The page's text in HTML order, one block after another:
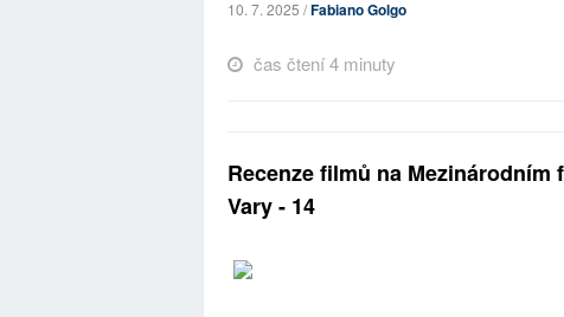
10. 7. 2025 /Fabiano Golgo
čas čtení 4 minuty
Recenze filmů na
Vary - 14